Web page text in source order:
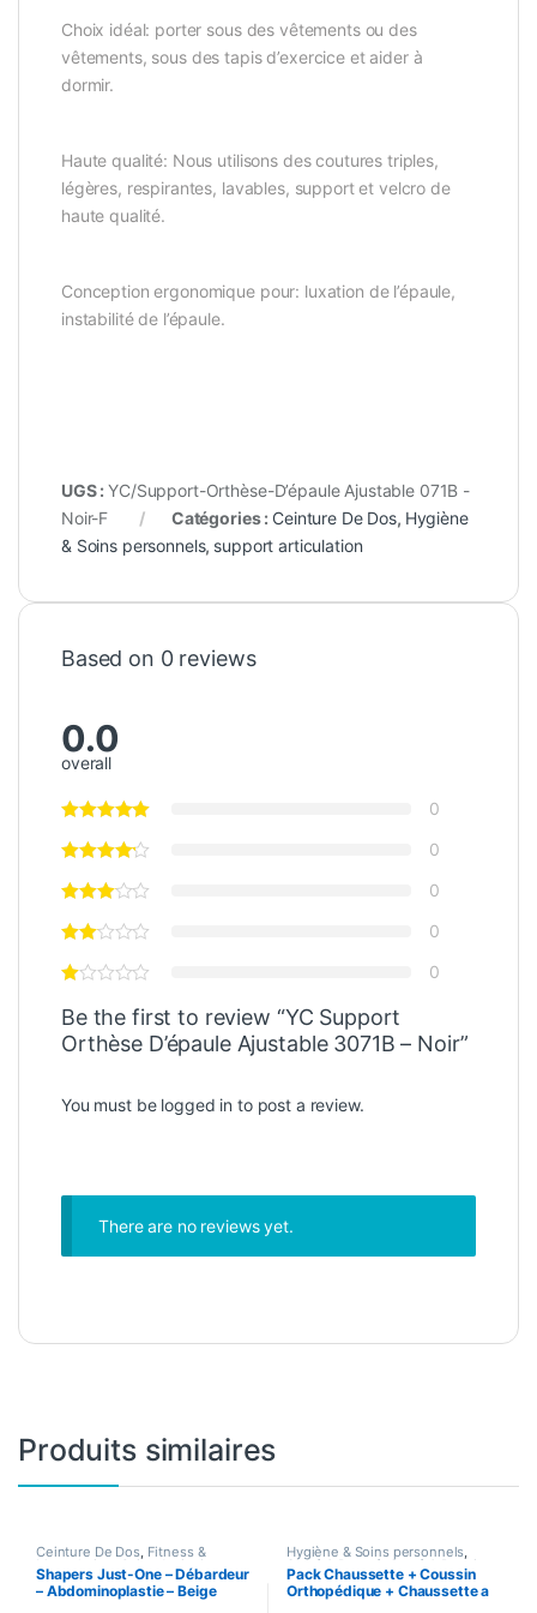
Choix idéal: porter sous des vêtements ou des
vêtements, sous des tapis d’exercice et aider à
dormir.
Haute qualité: Nous utilisons des coutures triples,
légères, respirantes, lavables, support et velcro de
haute qualité.
Conception ergonomique pour: luxation de l’épaule,
instabilité de l’épaule.
UGS :YC/Support-Orthèse-D’épaule Ajustable 071B -
Noir-F
Catégories : Ceinture De Dos, Hygiène
& Soins personnels, support articulation
Based on 0 reviews
0.0
overall
0
0
0
0
0
Be the first to review “YC Support
Orthèse D’épaule Ajustable 3071B – Noir”
You must be logged in to post a review.
There are no reviews yet.
Produits similaires
Ceinture De Dos, Fitness &
Musculation Gaine Amincissante
Hygiène & Soins personnels,
Mode Femme,Santé & Beauté
Santé & Premiers Soins Sport &
Shapers Just-One – Débardeur
– Abdominoplastie – Beige
Hygiène & Soins personnels
Santé & Beauté Santé & Premiers
Soins,soin pieds,Sport & Santé
Pack Chaussette + Coussin
Orthopédique + Chaussette a